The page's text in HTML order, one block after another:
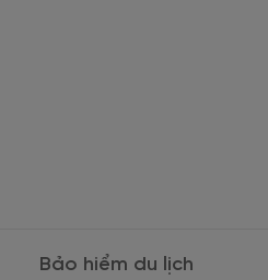
Bảo hiểm du lịch